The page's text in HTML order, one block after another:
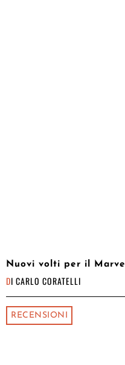
Nuovi volti per il
DI CARLO CORATELLI
RECENSIONI